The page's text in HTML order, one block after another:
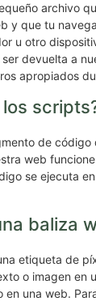
archivo
y que tu
u otro
devuelta a
apropiados
de
web
se ejecuta
baliza
etiqueta de
o imagen en
en una web.